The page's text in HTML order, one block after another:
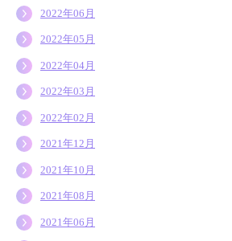
2022年06月
2022年05月
2022年04月
2022年03月
2022年02月
2021年12月
2021年10月
2021年08月
2021年06月